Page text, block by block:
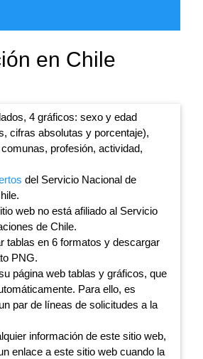
en Chile
4 gráficos: sexo y edad
cifras absolutas y porcentaje),
profesión, actividad,
del Servicio Nacional de
web no está afiliado al Servicio
de Chile.
tablas en 6 formatos y descargar
PNG.
página web tablas y gráficos, que
Para ello, es
par de líneas de solicitudes a la
información de este sitio web,
enlace a este sitio web cuando la